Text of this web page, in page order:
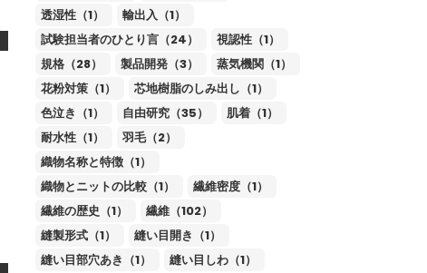
透湿性（1）
輸出入（1）
試験担当者のひとり言（24）
視認性（1）
規格（28）
製品開発（3）
蒸気機関（1）
花粉対策（1）
芯地樹脂のしみ出し（1）
色泣き（1）
自由研究（35）
肌着（1）
耐水性（1）
羽毛（2）
織物名称と特徴（1）
織物とニットの比較（1）
繊維密度（1）
繊維の歴史（1）
繊維（102）
縫製形式（1）
縫い目開き（1）
縫い目部穴あき（1）
縫い目しわ（1）